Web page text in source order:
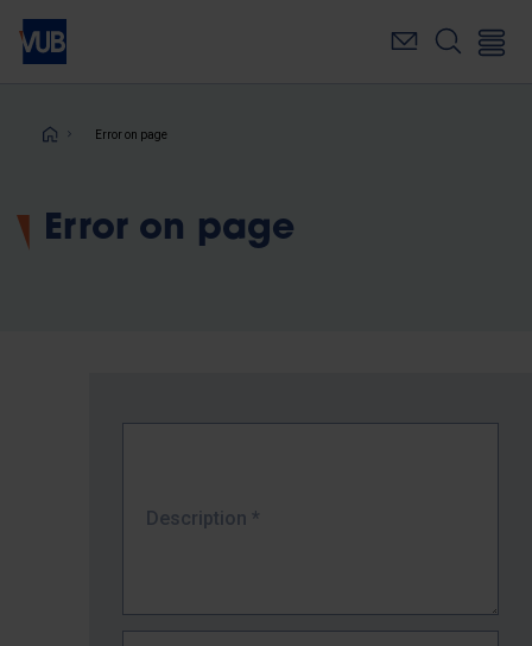
Skip
main
Breadcrumb
Error on page
Error on page
Description *